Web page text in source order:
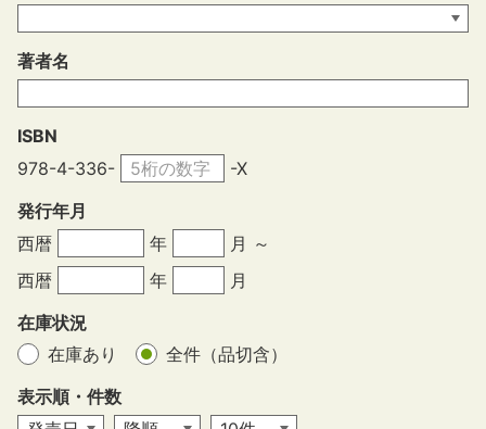
著者名
ISBN
978-4-336-
-X
発行年月
西暦
年
月 ～
西暦
年
月
在庫状況
在庫あり
全件（品切含）
表示順・件数